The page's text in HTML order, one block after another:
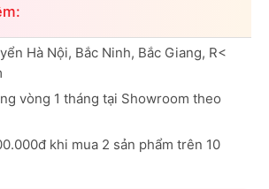
Hà Nội, Bắc Ninh, Bắc Giang, R<
vòng 1 tháng tại Showroom theo
khi mua 2 sản phẩm trên 10